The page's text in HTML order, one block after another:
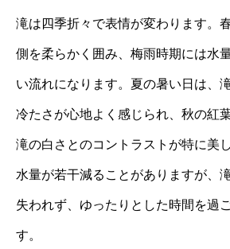
滝は四季折々で表情が変わります。
側を柔らかく囲み、梅雨時期には水
い流れになります。夏の暑い日は、
冷たさが心地よく感じられ、秋の紅
滝の白さとのコントラストが特に美
水量が若干減ることがありますが、
失われず、ゆったりとした時間を過
す。